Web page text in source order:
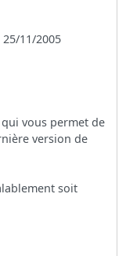
25/11/2005
vous permet de
version de
soit